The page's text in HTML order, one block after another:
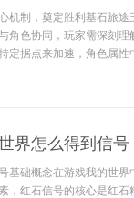
机制，奠定胜利基石旅
角色协同，玩家需深刻
定据点来加速，角色属性
界怎么得到信
基础概念在游戏我的世
，红石信号的核心是红